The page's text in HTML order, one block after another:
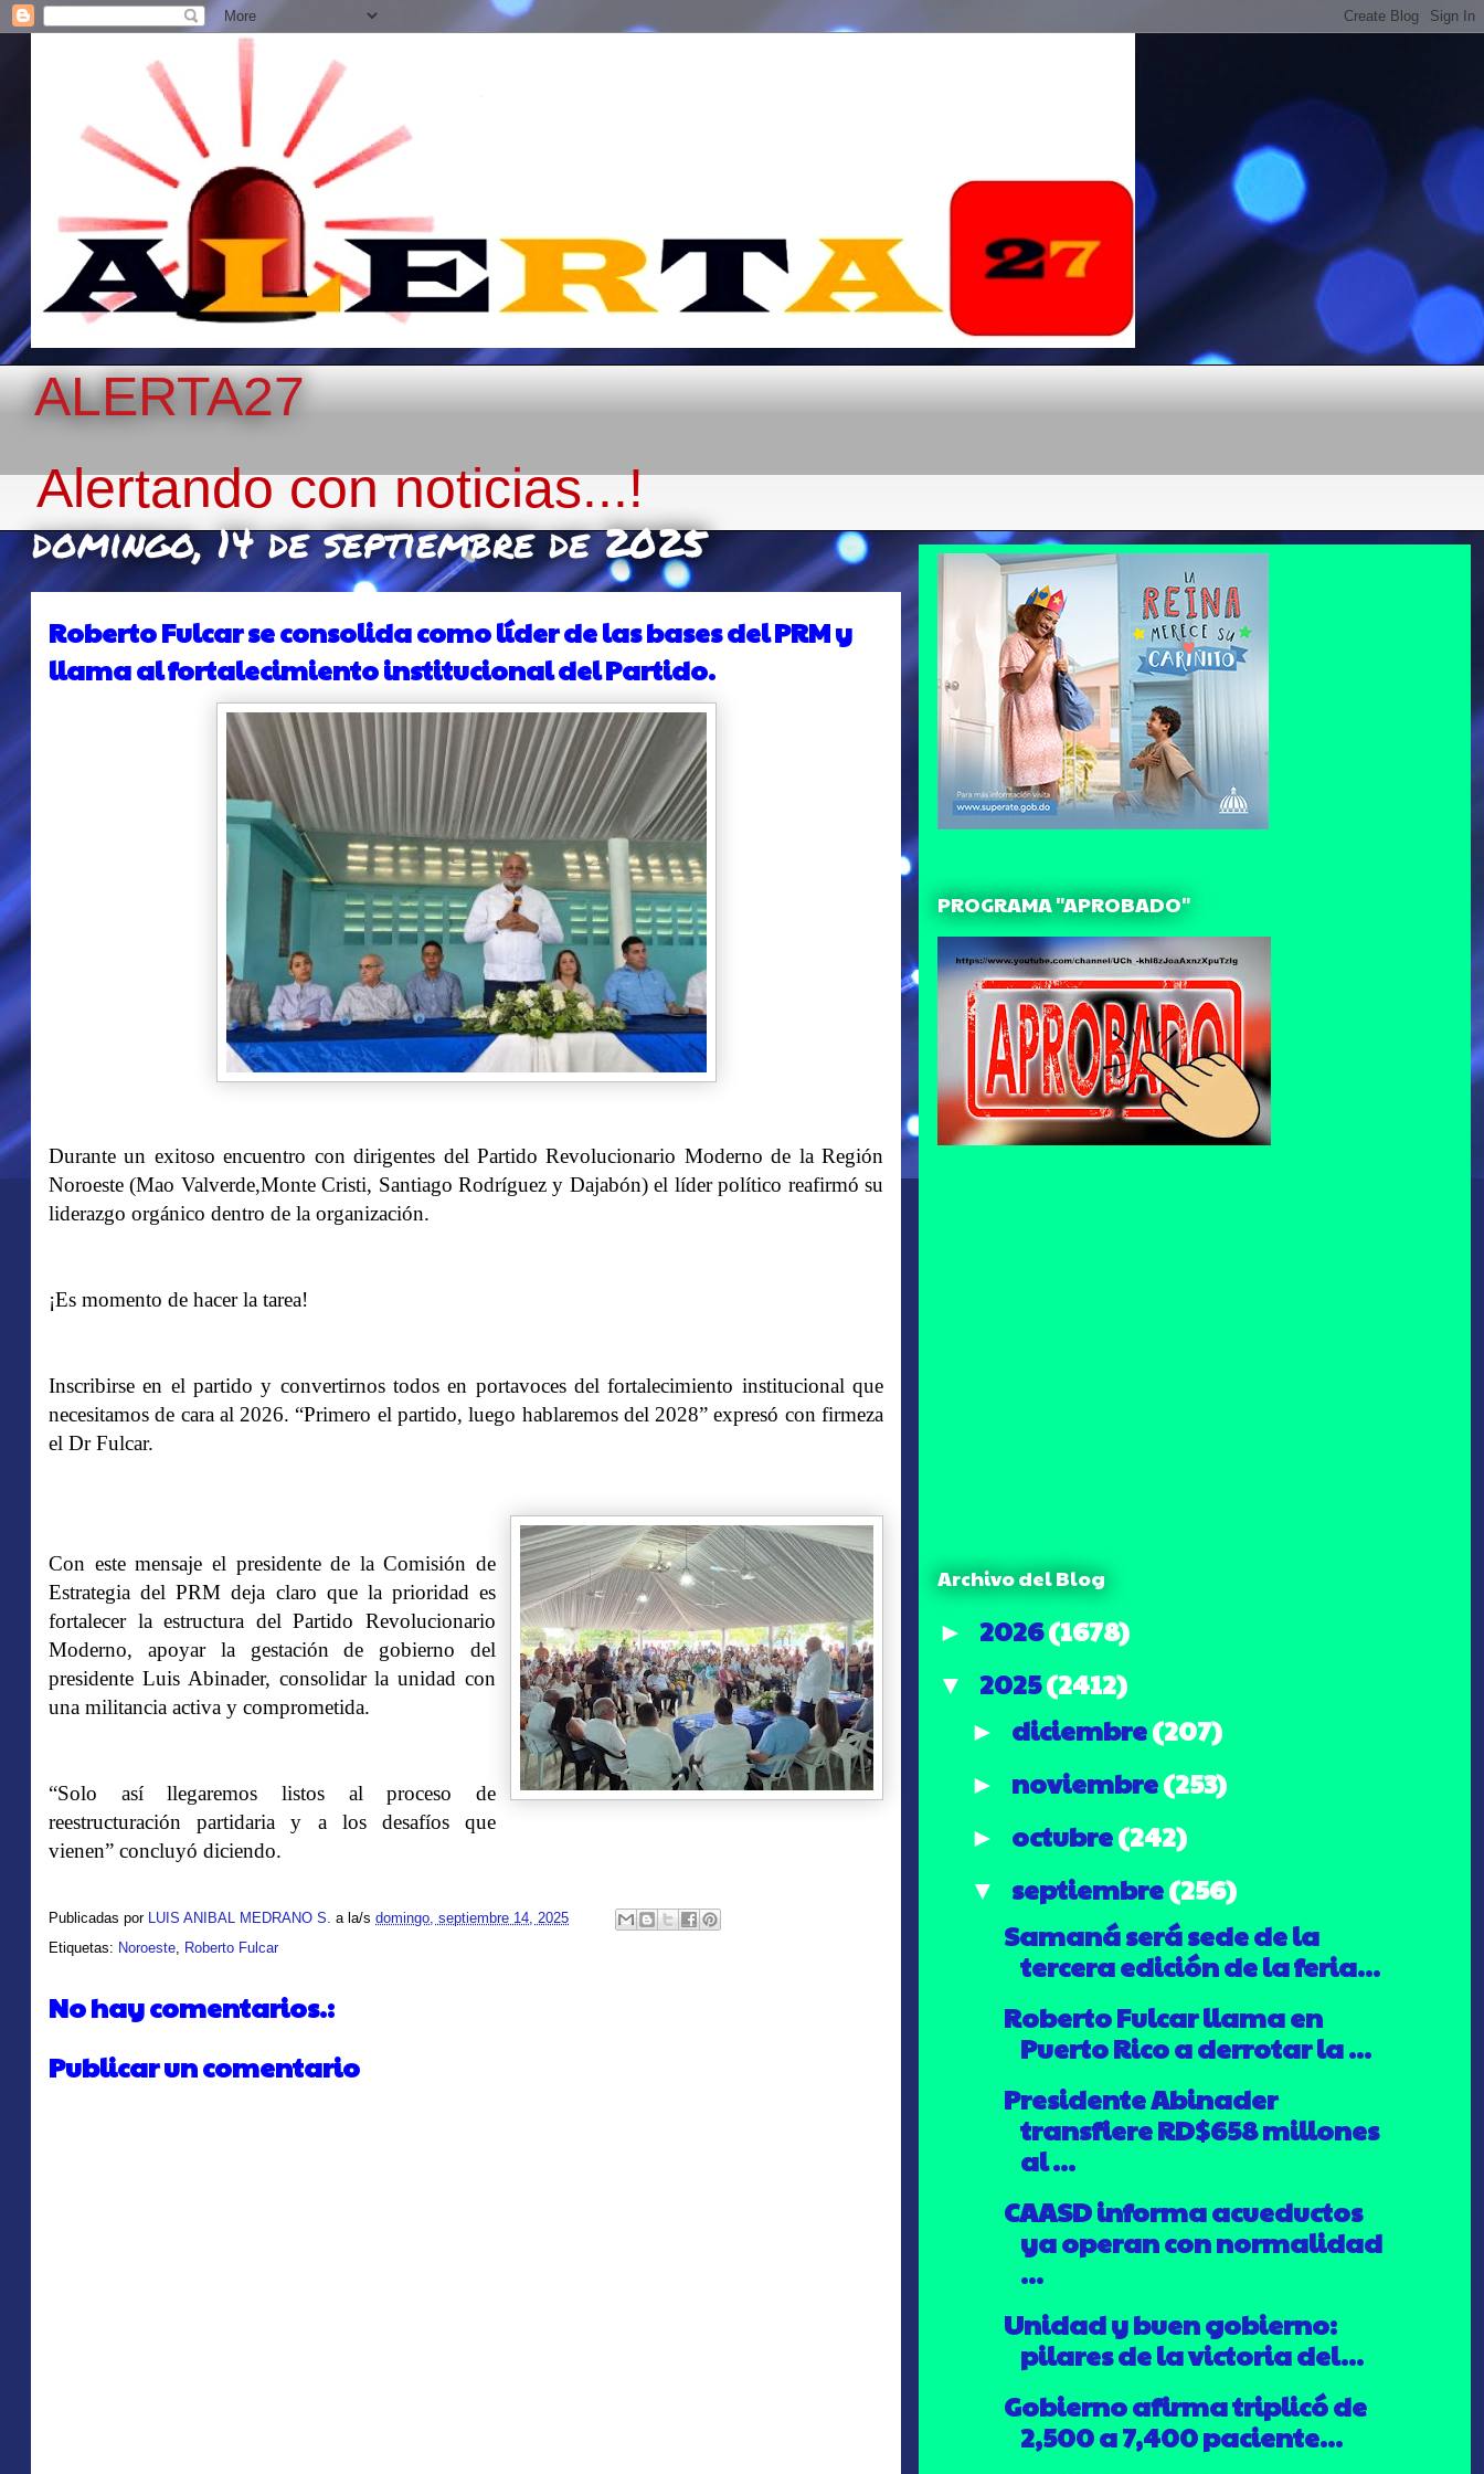
ALERTA27
Alertando con noticias...!
domingo, 14 de septiembre de 2025
Roberto Fulcar se consolida como líder de las bases del PRM y
llama al fortalecimiento institucional del Partido.
Durante un exitoso encuentro con dirigentes del Partido Revolucionario Moderno de la Región
Noroeste (Mao Valverde,Monte Cristi, Santiago Rodríguez y Dajabón) el líder político reafirmó su
liderazgo orgánico dentro de la organización.
¡Es momento de hacer la tarea!
Inscribirse en el partido y convertirnos todos en portavoces del fortalecimiento institucional que
necesitamos de cara al 2026. “Primero el partido, luego hablaremos del 2028” expresó con firmeza
el Dr Fulcar.
Con este mensaje el presidente de la Comisión de
Estrategia del PRM deja claro que la prioridad es
fortalecer la estructura del Partido Revolucionario
Moderno, apoyar la gestación de gobierno del
presidente Luis Abinader, consolidar la unidad con
una militancia activa y comprometida.
“Solo así llegaremos listos al proceso de
reestructuración partidaria y a los desafíos que
vienen” concluyó diciendo.
Publicadas por LUIS ANIBAL MEDRANO S. a la/s domingo, septiembre 14, 2025
Etiquetas: Noroeste, Roberto Fulcar
No hay comentarios.:
Publicar un comentario
PROGRAMA "APROBADO"
Archivo del Blog
► 2026(1678)
▼ 2025(2412)
► diciembre(207)
► noviembre(253)
► octubre(242)
▼ septiembre(256)
Samaná será sede de la
tercera edición de la feria...
Roberto Fulcar llama en
Puerto Rico a derrotar la ...
Presidente Abinader
transfiere RD$658 millones
al ...
CAASD informa acueductos
ya operan con normalidad
...
Unidad y buen gobierno:
pilares de la victoria del...
Gobierno afirma triplicó de
2,500 a 7,400 paciente...